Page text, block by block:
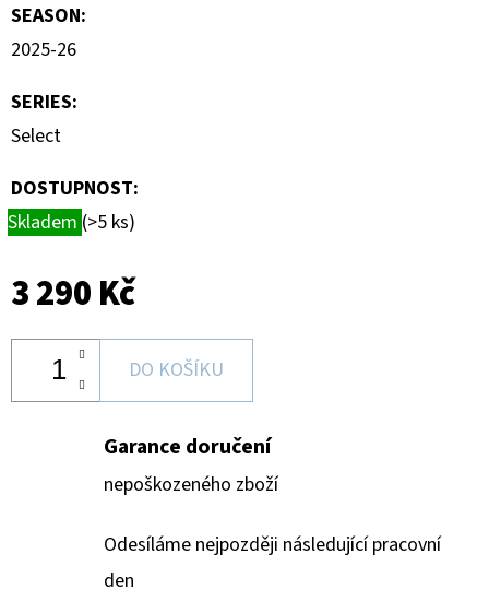
SEASON:
2025-26
SERIES:
Select
DOSTUPNOST:
Skladem (>5 ks)
3 290 Kč
DO KOŠÍKU
Garance doručení
nepoškozeného zboží
Odesíláme nejpozději následující pracovní
den